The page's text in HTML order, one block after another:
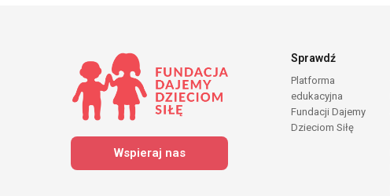
Wspieraj nas
Sprawdź
Platforma
edukacyjna
Fundacji Dajemy
Dzieciom Siłę